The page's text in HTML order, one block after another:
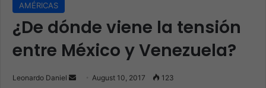
AMÉRICAS
¿De dónde viene la tensión
entre México y Venezuela?
Leonardo Daniel August 10, 2017 123